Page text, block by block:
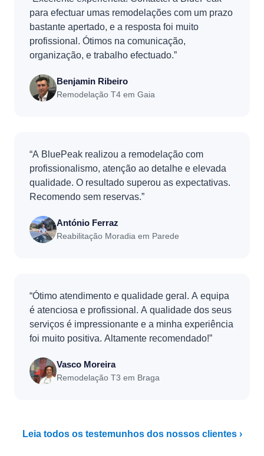
para efectuar umas remodelações com um prazo
bastante apertado, e a resposta foi muito
profissional. Ótimos na comunicação,
organização, e trabalho efectuado.”
Benjamin Ribeiro
Remodelação T4 em Gaia
“A BluePeak realizou a remodelação com
profissionalismo, atenção ao detalhe e elevada
qualidade. O resultado superou as expectativas.
Recomendo sem reservas.”
António Ferraz
Reabilitação Moradia em Parede
“Ótimo atendimento e qualidade geral. A equipa
é atenciosa e profissional. A qualidade dos seus
serviços é impressionante e a minha experiência
foi muito positiva. Altamente recomendado!”
Vasco Moreira
Remodelação T3 em Braga
Leia todos os testemunhos dos nossos clientes ›